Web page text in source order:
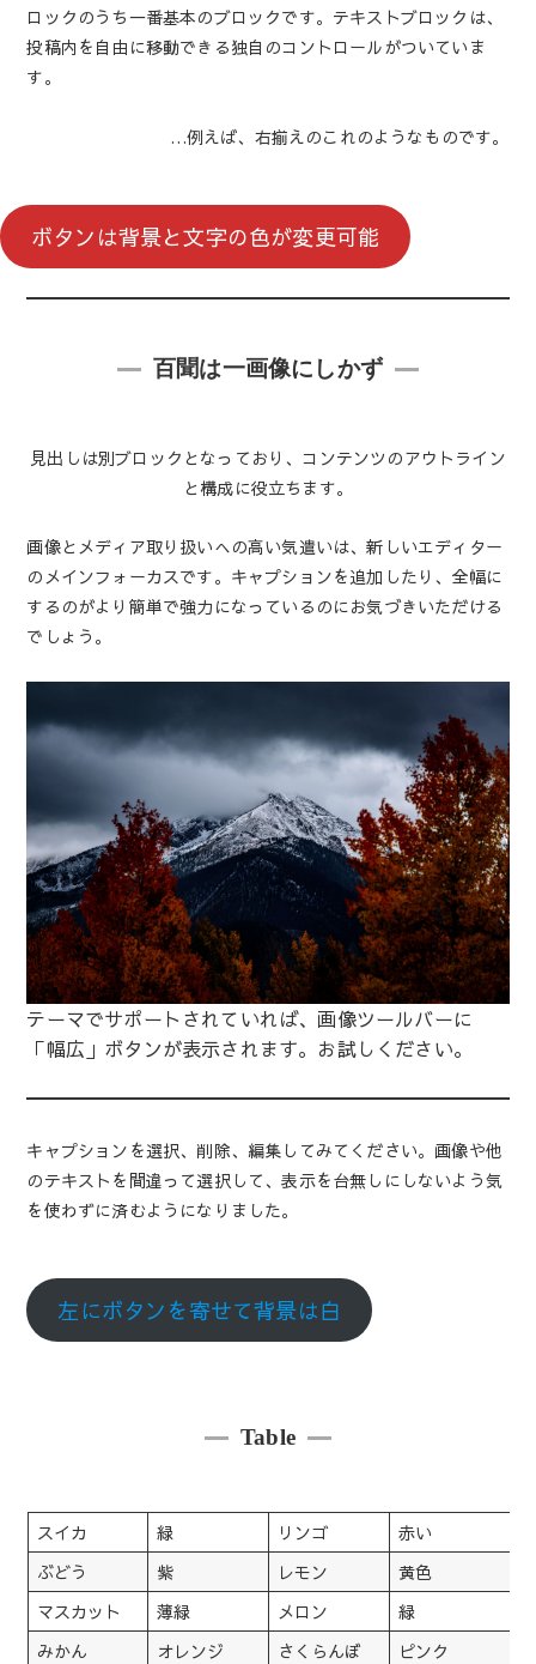
ロックのうち一番基本のブロックです。テキストブロックは、
投稿内を自由に移動できる独自のコントロールがついていま
す。
…例えば、右揃えのこれのようなものです。
ボタンは背景と文字の色が変更可能
百聞は一画像にしかず
見出しは別ブロックとなっており、コンテンツのアウトライン
と構成に役立ちます。
画像とメディア取り扱いへの高い気遣いは、新しいエディター
のメインフォーカスです。キャプションを追加したり、全幅に
するのがより簡単で強力になっているのにお気づきいただける
でしょう。
テーマでサポートされていれば、画像ツールバーに
「幅広」ボタンが表示されます。お試しください。
キャプションを選択、削除、編集してみてください。画像や他
のテキストを間違って選択して、表示を台無しにしないよう気
を使わずに済むようになりました。
左にボタンを寄せて背景は白
Table
スイカ 緑 リンゴ
赤い
ぶどう
紫 レモン
黄色
マスカット
薄緑 メロン
緑
みかん
オレンジ さくらんぼ
ピンク